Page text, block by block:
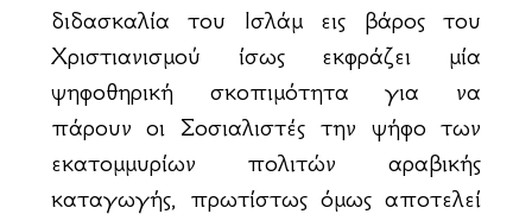
διδασκαλία του Ισλάμ εις βάρος του
Χριστιανισμού ίσως εκφράζει μία
ψηφοθηρική σκοπιμότητα για να
πάρουν οι Σοσιαλιστές την ψήφο των
εκατομμυρίων πολιτών αραβικής
καταγωγής, πρωτίστως όμως αποτελεί